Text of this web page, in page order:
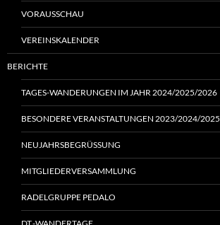
VORAUSSCHAU
VEREINSKALENDER
BERICHTE
TAGES-WANDERUNGEN IM JAHR 2024/2025/2026
BESONDERE VERANSTALTUNGEN 2023/2024/2025
NEUJAHRSBEGRÜSSUNG
MITGLIEDERVERSAMMLUNG
RADELGRUPPE PEDALO